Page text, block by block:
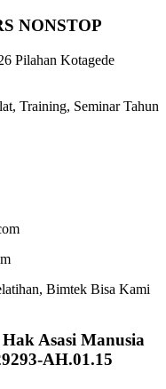
NONSTOP
Pilahan Kotagede
Training, Seminar Tahun
Bimtek Bisa Kami
Asasi Manusia
AH.01.15